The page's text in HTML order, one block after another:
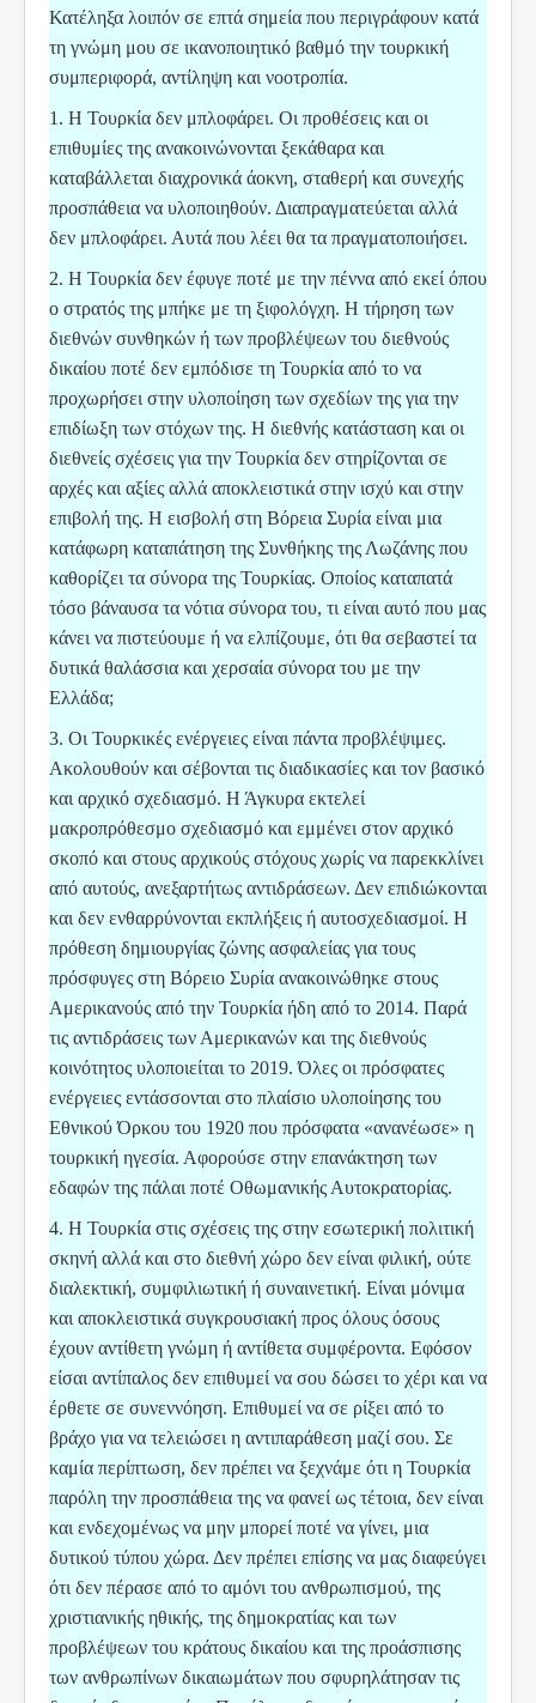
Κατέληξα λοιπόν σε επτά σημεία που περιγράφουν κατά
τη γνώμη μου σε ικανοποιητικό βαθμό την τουρκική
συμπεριφορά, αντίληψη και νοοτροπία.
1. Η Τουρκία δεν μπλοφάρει. Οι προθέσεις και οι
επιθυμίες της ανακοινώνονται ξεκάθαρα και
καταβάλλεται διαχρονικά άοκνη, σταθερή και συνεχής
προσπάθεια να υλοποιηθούν. Διαπραγματεύεται αλλά
δεν μπλοφάρει. Αυτά που λέει θα τα πραγματοποιήσει.
2. Η Τουρκία δεν έφυγε ποτέ με την πέννα από εκεί όπου
ο στρατός της μπήκε με τη ξιφολόγχη. Η τήρηση των
διεθνών συνθηκών ή των προβλέψεων του διεθνούς
δικαίου ποτέ δεν εμπόδισε τη Τουρκία από το να
προχωρήσει στην υλοποίηση των σχεδίων της για την
επιδίωξη των στόχων της. Η διεθνής κατάσταση και οι
διεθνείς σχέσεις για την Τουρκία δεν στηρίζονται σε
αρχές και αξίες αλλά αποκλειστικά στην ισχύ και στην
επιβολή της. Η εισβολή στη Βόρεια Συρία είναι μια
κατάφωρη καταπάτηση της Συνθήκης της Λωζάνης που
καθορίζει τα σύνορα της Τουρκίας. Οποίος καταπατά
τόσο βάναυσα τα νότια σύνορα του, τι είναι αυτό που μας
κάνει να πιστεύουμε ή να ελπίζουμε, ότι θα σεβαστεί τα
δυτικά θαλάσσια και χερσαία σύνορα του με την
Ελλάδα;
3. Οι Τουρκικές ενέργειες είναι πάντα προβλέψιμες.
Ακολουθούν και σέβονται τις διαδικασίες και τον βασικό
και αρχικό σχεδιασμό. Η Άγκυρα εκτελεί
μακροπρόθεσμο σχεδιασμό και εμμένει στον αρχικό
σκοπό και στους αρχικούς στόχους χωρίς να παρεκκλίνει
από αυτούς, ανεξαρτήτως αντιδράσεων. Δεν επιδιώκονται
και δεν ενθαρρύνονται εκπλήξεις ή αυτοσχεδιασμοί. Η
πρόθεση δημιουργίας ζώνης ασφαλείας για τους
πρόσφυγες στη Βόρειο Συρία ανακοινώθηκε στους
Αμερικανούς από την Τουρκία ήδη από το 2014. Παρά
τις αντιδράσεις των Αμερικανών και της διεθνούς
κοινότητος υλοποιείται το 2019. Όλες οι πρόσφατες
ενέργειες εντάσσονται στο πλαίσιο υλοποίησης του
Εθνικού Όρκου του 1920 που πρόσφατα «ανανέωσε» η
τουρκική ηγεσία. Αφορούσε στην επανάκτηση των
εδαφών της πάλαι ποτέ Οθωμανικής Αυτοκρατορίας.
4. Η Τουρκία στις σχέσεις της στην εσωτερική πολιτική
σκηνή αλλά και στο διεθνή χώρο δεν είναι φιλική, ούτε
διαλεκτική, συμφιλιωτική ή συναινετική. Είναι μόνιμα
και αποκλειστικά συγκρουσιακή προς όλους όσους
έχουν αντίθετη γνώμη ή αντίθετα συμφέροντα. Εφόσον
είσαι αντίπαλος δεν επιθυμεί να σου δώσει το χέρι και να
έρθετε σε συνεννόηση. Επιθυμεί να σε ρίξει από το
βράχο για να τελειώσει η αντιπαράθεση μαζί σου. Σε
καμία περίπτωση, δεν πρέπει να ξεχνάμε ότι η Τουρκία
παρόλη την προσπάθεια της να φανεί ως τέτοια, δεν είναι
και ενδεχομένως να μην μπορεί ποτέ να γίνει, μια
δυτικού τύπου χώρα. Δεν πρέπει επίσης να μας διαφεύγει
ότι δεν πέρασε από το αμόνι του ανθρωπισμού, της
χριστιανικής ηθικής, της δημοκρατίας και των
προβλέψεων του κράτους δικαίου και της προάσπισης
των ανθρωπίνων δικαιωμάτων που σφυρηλάτησαν τις